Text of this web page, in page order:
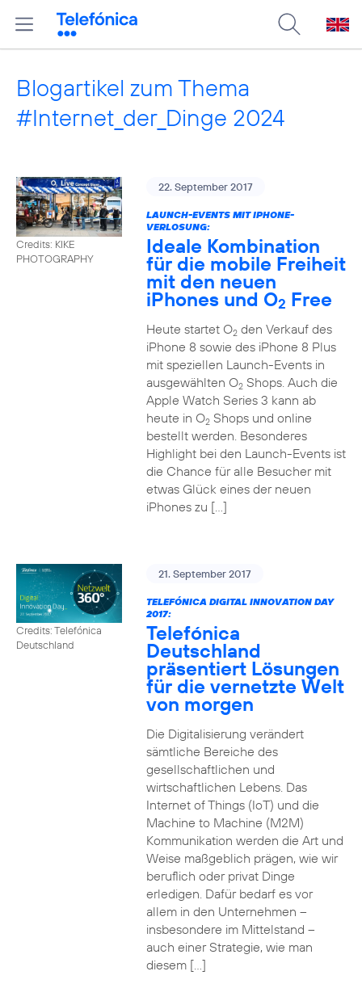
Blogartikel zum Thema
#Internet_der_Dinge 2024
Credits: KIKE
PHOTOGRAPHY
22. September 2017
LAUNCH-EVENTS MIT IPHONE-
VERLOSUNG:
Ideale Kombination
für die mobile Freiheit
mit den neuen
iPhones und O2 Free
Heute startet O2den Verkauf des
iPhone 8 sowie des iPhone 8 Plus
mit speziellen Launch-Events in
ausgewählten O2Shops. Auch die
Apple Watch Series 3 kann ab
heute in O2Shops und online
bestellt werden. Besonderes
Highlight bei den Launch-Events ist
die Chance für alle Besucher mit
etwas Glück eines der neuen
iPhones zu […]
Credits: Telefónica
Deutschland
21. September 2017
TELEFÓNICA DIGITAL INNOVATION DAY
2017:
Telefónica
Deutschland
präsentiert Lösungen
für die vernetzte Welt
von morgen
Die Digitalisierung verändert
sämtliche Bereiche des
gesellschaftlichen und
wirtschaftlichen Lebens. Das
Internet of Things (IoT) und die
Machine to Machine (M2M)
Kommunikation werden die Art und
Weise maßgeblich prägen, wie wir
beruflich oder privat Dinge
erledigen. Dafür bedarf es vor
allem in den Unternehmen –
insbesondere im Mittelstand –
auch einer Strategie, wie man
diesem […]